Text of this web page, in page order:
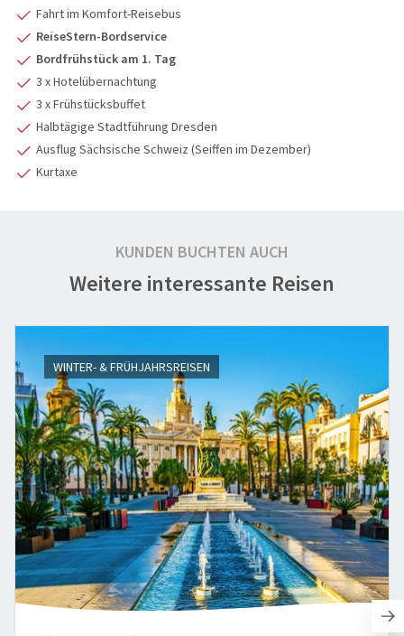
Fahrt im Komfort-Reisebus
ReiseStern-Bordservice
Bordfrühstück am 1. Tag
3 x Hotelübernachtung
3 x Frühstücksbuffet
Halbtägige Stadtführung Dresden
Ausflug Sächsische Schweiz (Seiffen im Dezember)
Kurtaxe
KUNDEN BUCHTEN AUCH
Weitere interessante Reisen
WINTER- & FRÜHJAHRSREISEN